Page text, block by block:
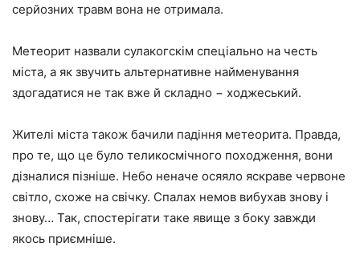
серйозних травм вона не отримала.
Метеорит назвали сулакогскім спеціально на честь
міста, а як звучить альтернативне найменування
здогадатися не так вже й складно − ходжеський.
Жителі міста також бачили падіння метеорита. Правда,
про те, що це було теликосмічного походження, вони
дізналися пізніше. Небо неначе осяяло яскраве червоне
світло, схоже на свічку. Спалах немов вибухав знову і
знову… Так, спостерігати таке явище з боку завжди
якось приємніше.